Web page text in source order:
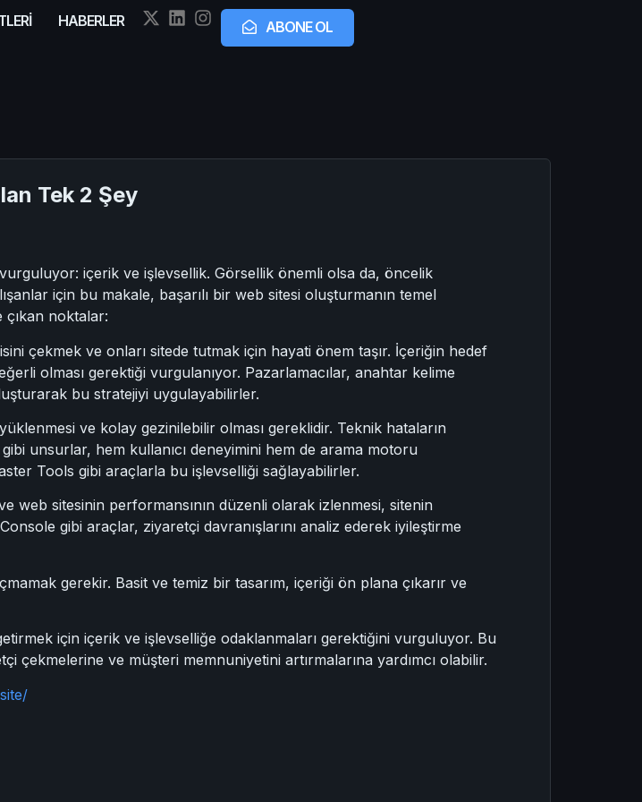
HABERLER ABONE OL
Tek 2 Şey
içerik ve işlevsellik. Görsellik önemli olsa da, öncelik
için bu makale, başarılı bir web sitesi oluşturmanın temel
çıkan noktalar:
çekmek ve onları sitede tutmak için hayati önem taşır. İçeriğin hedef
olması gerektiği vurgulanıyor. Pazarlamacılar, anahtar kelime
bu stratejiyi uygulayabilirler.
ve kolay gezinilebilir olması gereklidir. Teknik hataların
unsurlar, hem kullanıcı deneyimini hem de arama motoru
Tools gibi araçlarla bu işlevselliği sağlayabilirler.
web sitesinin performansının düzenli olarak izlenmesi, sitenin
gibi araçlar, ziyaretçi davranışlarını analiz ederek iyileştirme
gerekir. Basit ve temiz bir tasarım, içeriği ön plana çıkarır ve
için içerik ve işlevselliğe odaklanmaları gerektiğini vurguluyor. Bu
çekmelerine ve müşteri memnuniyetini artırmalarına yardımcı olabilir.